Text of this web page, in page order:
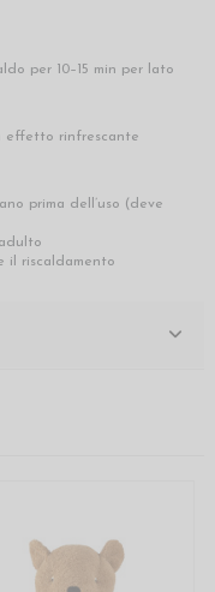
per 10–15 min per lato
effetto rinfrescante
prima dell’uso (deve
il riscaldamento